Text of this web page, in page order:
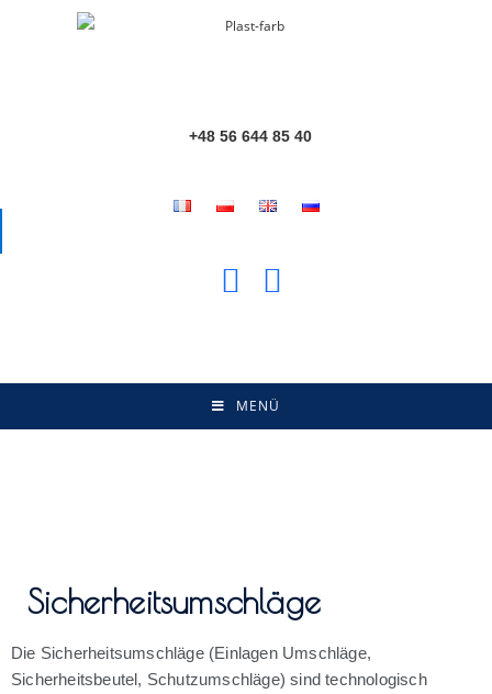
+48 56 644 85 40
MENÜ
Sicherheitsumschläge
Die Sicherheitsumschläge (Einlagen Umschläge,
Sicherheitsbeutel, Schutzumschläge) sind technologisch